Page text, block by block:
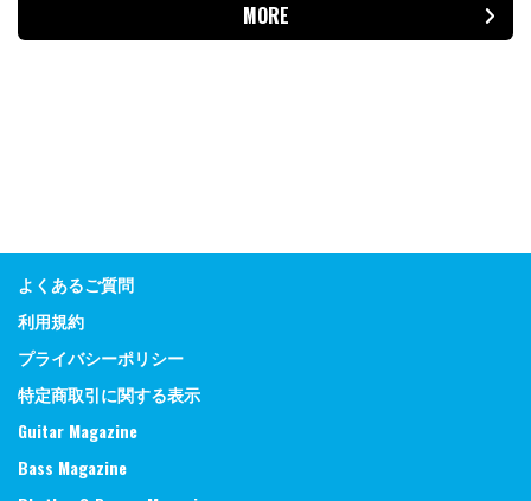
MORE
よくあるご質問
利用規約
プライバシーポリシー
特定商取引に関する表示
Guitar Magazine
Bass Magazine